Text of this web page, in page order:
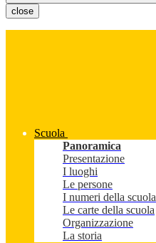
close
Scuola
Panoramica
Presentazione
I luoghi
Le persone
I numeri della scuola
Le carte della scuola
Organizzazione
La storia